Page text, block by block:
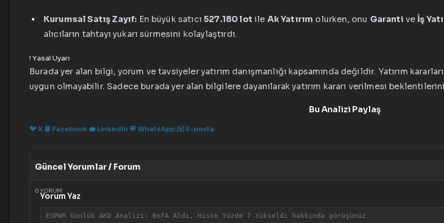
Kurumsal Satış Zayıf: En büyük satıcı527.180 lot ile Ak Yatırım olurken, onu Garanti ve İş
alıcıların tahtayı yukarı sürmesini kolaylaştırdı.
! Yasal Uyarı
Burada yer alan bilgi, yorum ve tavsiyeler yatırım danışmanlığı kapsamında değildir. Yatırım
uygun olmayabilir. Sadece burada yer alan bilgilere dayanılarak yatırım kararı verilmesi
Bu Analizi Paylaş
🐦X 📘 Facebook 💼 LinkedIn 💬 WhatsApp ✉️ E-posta
Güncel Yorumlar / Forum
0 YORUM
Yorum Yaz